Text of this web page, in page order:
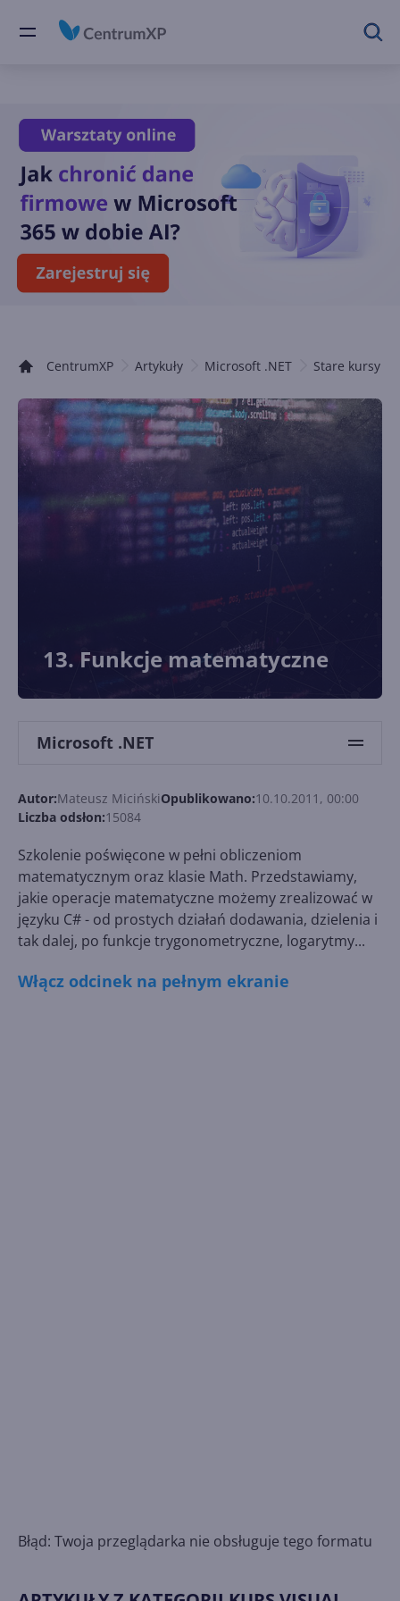
CentrumXP Artykuły Microsoft .NET Stare kursy
13. Funkcje matematyczne
Microsoft .NET
Autor:Mateusz MicińskiOpublikowano:10.10.2011, 00:00
Liczba odsłon:15084
Szkolenie poświęcone w pełni obliczeniom
matematycznym oraz klasie Math. Przedstawiamy,
jakie operacje matematyczne możemy zrealizować w
języku C# - od prostych działań dodawania, dzielenia i
tak dalej, po funkcje trygonometryczne, logarytmy...
Włącz odcinek na pełnym ekranie
Błąd: Twoja przeglądarka nie obsługuje tego formatu